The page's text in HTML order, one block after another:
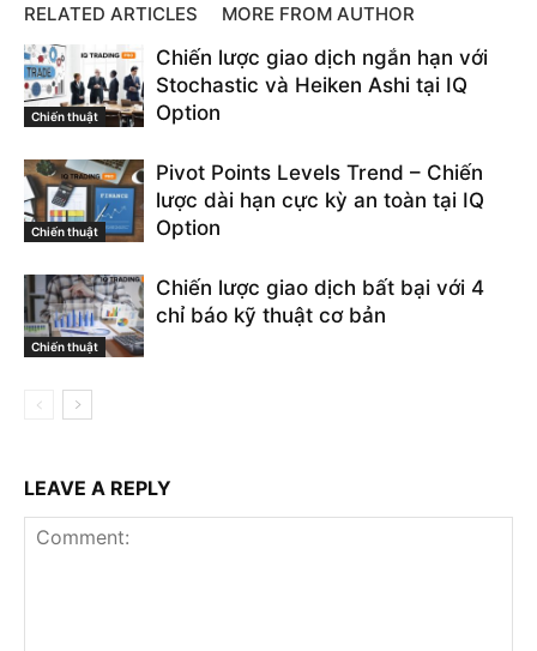
RELATED ARTICLES MORE FROM AUTHOR
Chiến thuật
Chiến lược giao dịch ngắn hạn với
Stochastic và Heiken Ashi tại IQ
Option
Chiến thuật
Pivot Points Levels Trend – Chiến
lược dài hạn cực kỳ an toàn tại IQ
Option
Chiến thuật
Chiến lược giao dịch bất bại với 4
chỉ báo kỹ thuật cơ bản
LEAVE A REPLY